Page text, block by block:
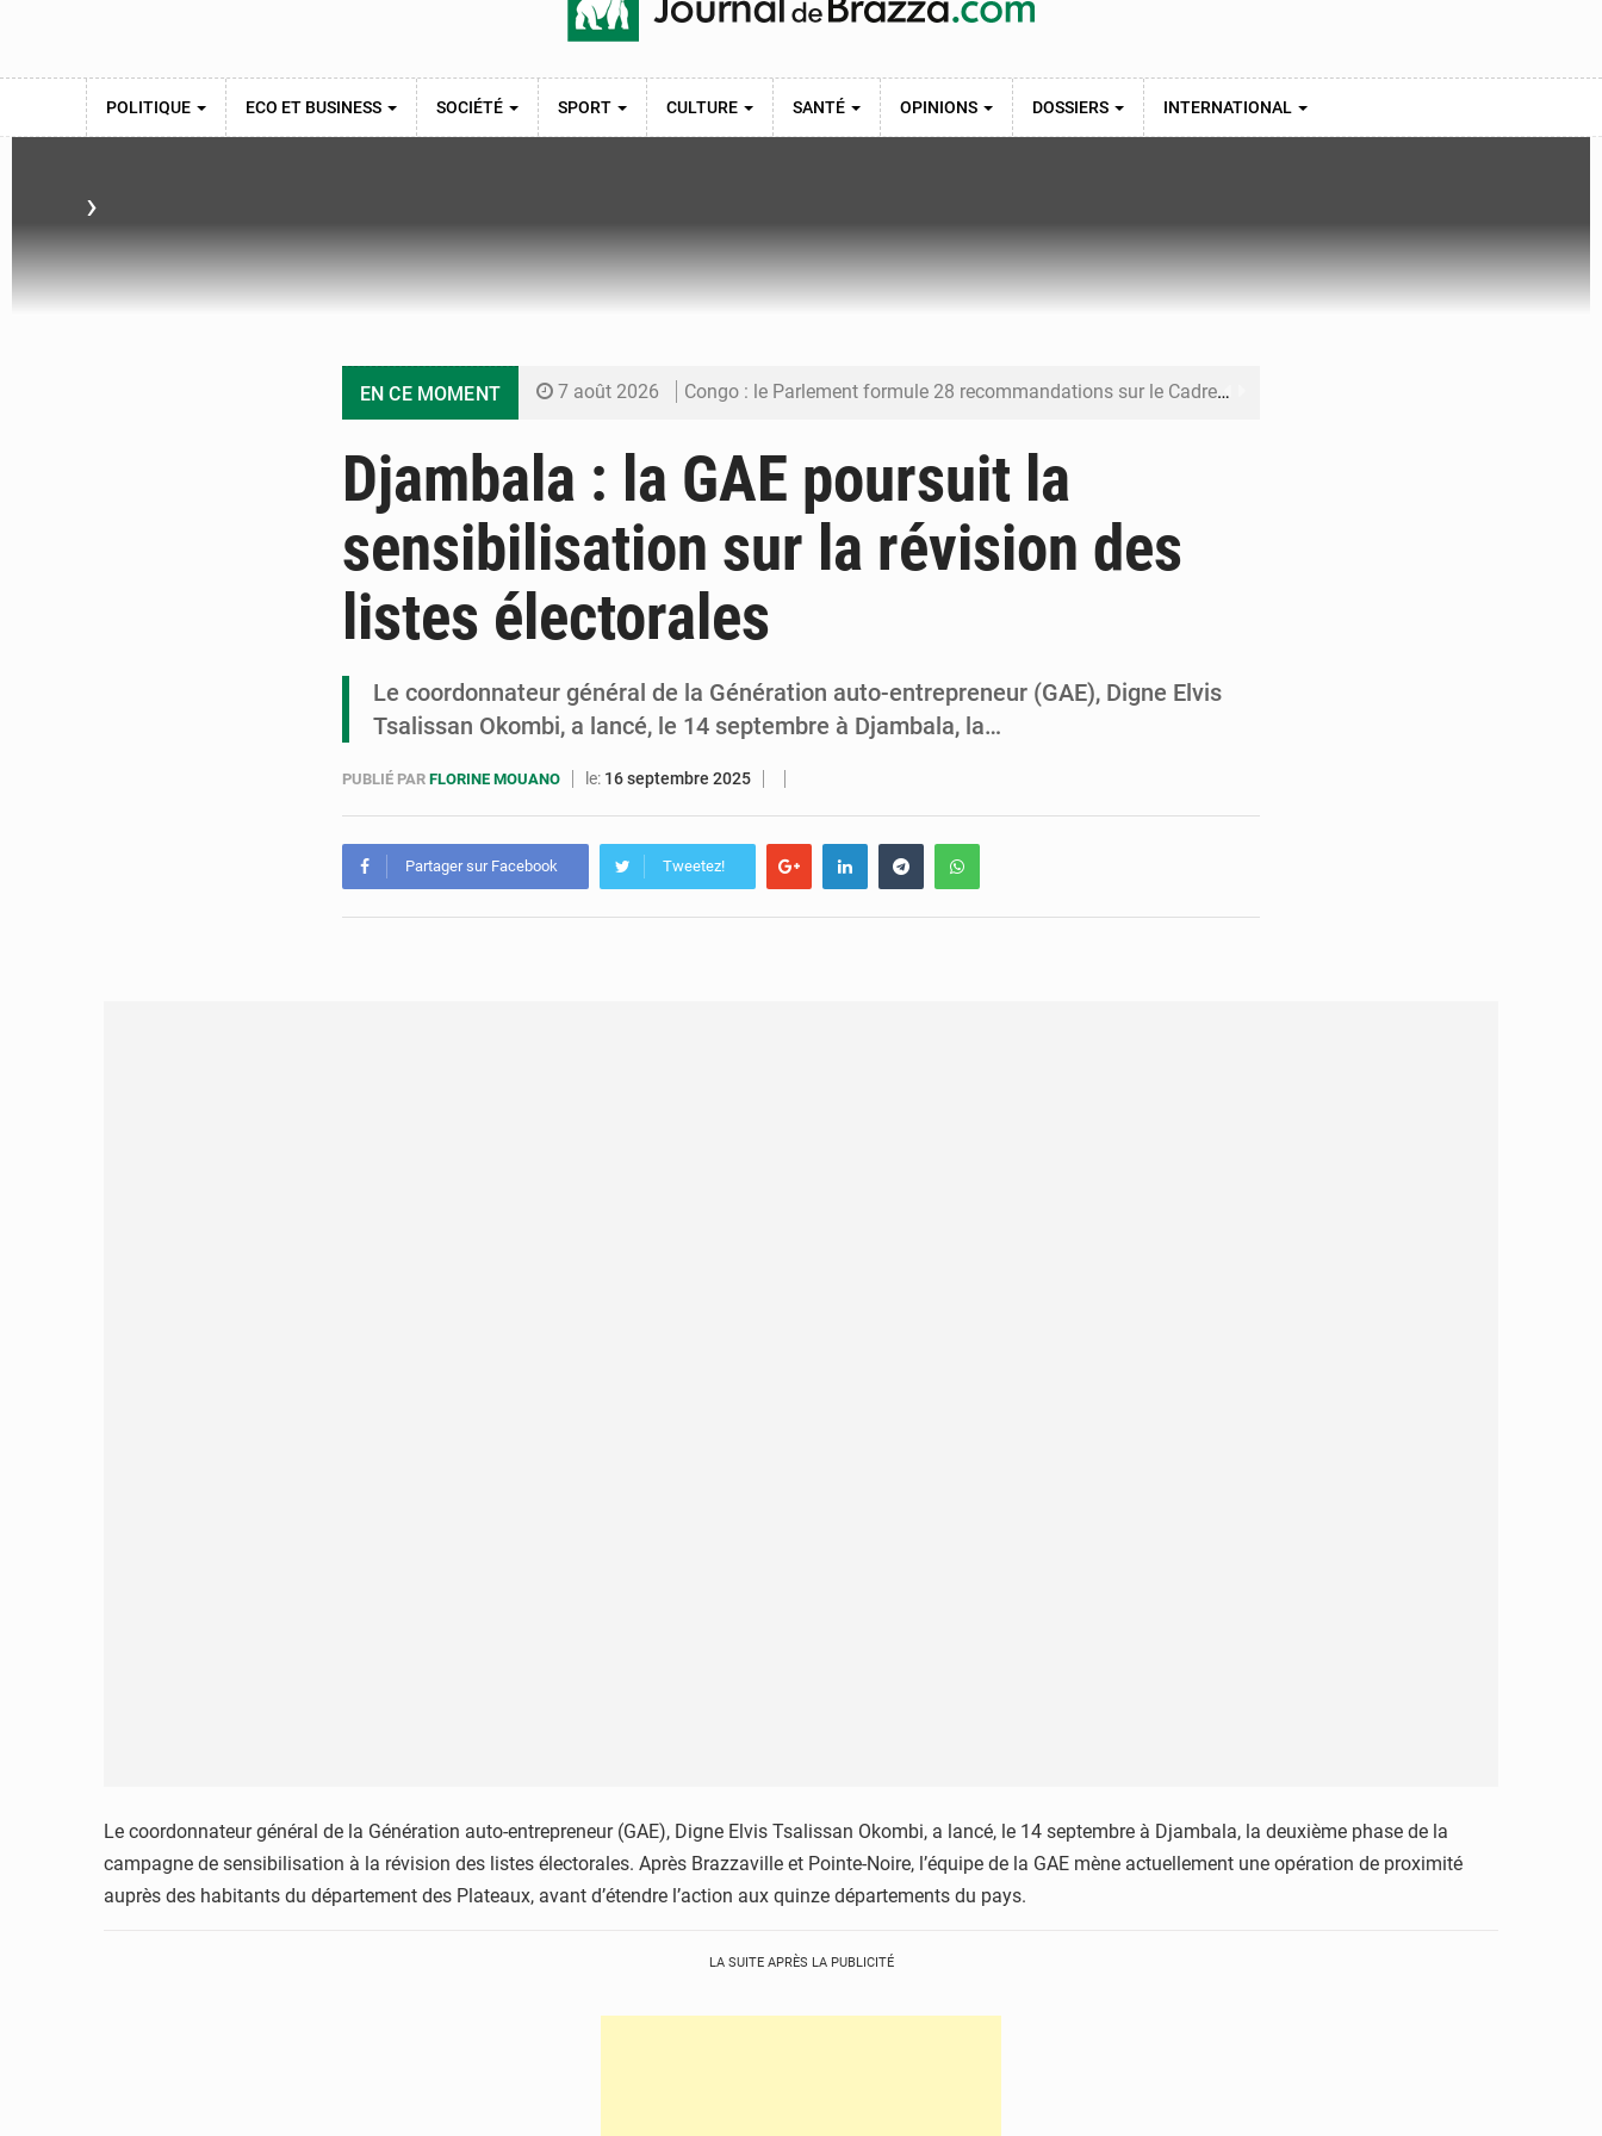
POLITIQUE ECO ET BUSINESS SOCIÉTÉ SPORT CULTURE SANTÉ OPINIONS DOSSIERS INTERNATIONAL
›
EN CE MOMENT 7 août 2026 Congo : le Parlement formule 28 recommandations sur le Cadre budgétaire 2027-2029
7 août 2026 Congo : la Grande foire agricole pour renforcer la souveraineté alimentaire
7 août 2026 Congo-RDC : Brazzaville et Kinshasa renforcent leur coopération en faveur de la jeunesse
6 août 2026 Le Congo se dote d’un programme national pour valoriser les produits forestiers non ligneux
Djambala : la GAE poursuit la
sensibilisation sur la révision des
listes électorales
Le coordonnateur général de la Génération auto-entrepreneur (GAE), Digne Elvis
Tsalissan Okombi, a lancé, le 14 septembre à Djambala, la…
PUBLIÉ PAR FLORINE MOUANO le: 16 septembre 2025
Partager sur Facebook Tweetez!
Le coordonnateur général de la Génération auto-entrepreneur (GAE), Digne Elvis Tsalissan Okombi, a lancé, le 14 septembre à Djambala, la deuxième phase de la
campagne de sensibilisation à la révision des listes électorales. Après Brazzaville et Pointe-Noire, l’équipe de la GAE mène actuellement une opération de proximité
auprès des habitants du département des Plateaux, avant d’étendre l’action aux quinze départements du pays.
LA SUITE APRÈS LA PUBLICITÉ